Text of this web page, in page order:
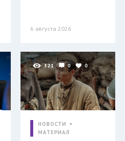
6 августа 2026
321 0 0
НОВОСТИ
МАТЕРИАЛ